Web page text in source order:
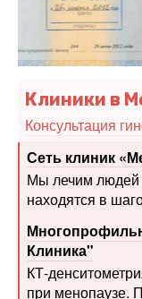
Клиники в
Консультация
Сеть клиник
Мы лечим людей
Клиника"
КТ-
при менопаузе.
Гинекология"
+7 (495) 290-95-